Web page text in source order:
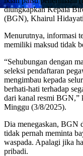
diungkapkan Kepala
(BGN), Khairul
Menurutnya, informasi
memiliki maksud tidak
“Sehubungan dengan
seleksi pendaftaran
mengimbau kepada
berhati-hati terhadap
dari kanal resmi BGN,”
Minggu (3/8/2025).
Dia menegaskan, BGN
tidak pernah meminta
waspada. Apalagi jika
pribadi.